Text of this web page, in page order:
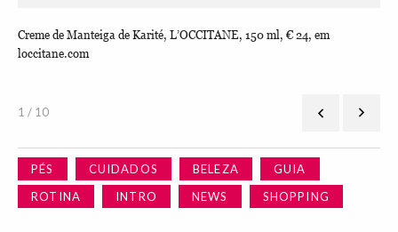
Creme de Manteiga de Karité, L’OCCITANE, 150 ml, € 24, em
loccitane.com
1 / 10
PÉS CUIDADOS BELEZA
GUIA
ROTINA
INTRO NEWS SHOPPING